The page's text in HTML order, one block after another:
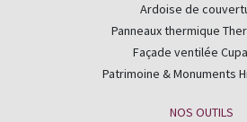
Ardoise de
Panneaux thermique
Façade ventilée
Patrimoine & Monuments
NOS OUTILS